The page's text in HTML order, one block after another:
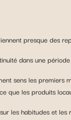
presque des
dans une
sens les premiers
que les produits
les habitudes et